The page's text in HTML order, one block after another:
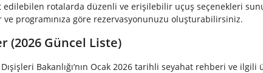
edilebilen rotalarda düzenli ve erişilebilir uçuş seçenekleri
programınıza göre rezervasyonunuzu oluşturabilirsiniz.
(2026 Güncel Liste)
Bakanlığı’nın Ocak 2026 tarihli seyahat rehberi ve